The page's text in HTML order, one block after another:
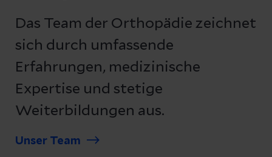
Das Team der Orthopädie zeichnet
sich durch umfassende
Erfahrungen, medizinische
Expertise und stetige
Weiterbildungen aus.
Unser Team